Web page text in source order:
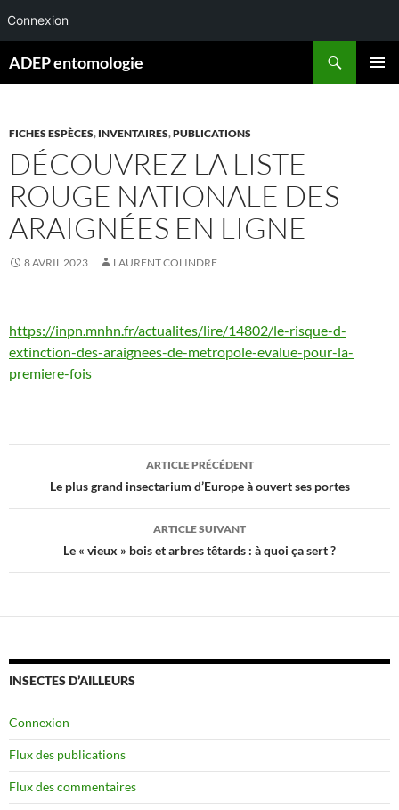
Connexion
auADEP entomologie
FICHES ESPÈCES, INVENTAIRES,PUBLICATIONS
DÉCOUVREZ LA LISTE
ROUGE NATIONALE DES
ARAIGNÉES EN LIGNE
8 AVRIL 2023 LAURENT COLINDRE
https://inpn.mnhn.fr/actualites/lire/14802/le-risque-d-
extinction-des-araignees-de-metropole-evalue-pour-la-
premiere-fois
ARTICLE PRÉCÉDENT
Le plus grand insectarium d’Europe à ouvert ses portes
ARTICLE SUIVANT
Le « vieux » bois et arbres têtards : à quoi ça sert ?
INSECTES D’AILLEURS
Connexion
Flux des publications
Flux des commentaires